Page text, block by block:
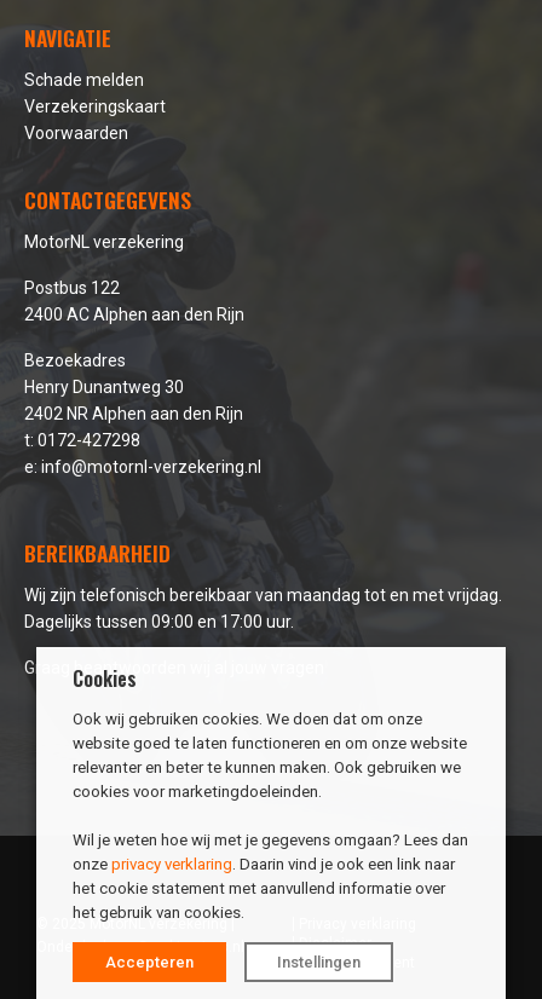
NAVIGATIE
Schade melden
Verzekeringskaart
Voorwaarden
CONTACTGEGEVENS
MotorNL verzekering
Postbus 122
2400 AC Alphen aan den Rijn
Bezoekadres
Henry Dunantweg 30
2402 NR Alphen aan den Rijn
t: 0172-427298
e: info@motornl-verzekering.nl
BEREIKBAARHEID
Wij zijn telefonisch bereikbaar van maandag tot en met vrijdag.
Dagelijks tussen 09:00 en 17:00 uur.
Graag beantwoorden wij al jouw vragen
© 2025 MotorNL verzekering |
Onderdeel vanCombimotors.nl
Disclaimer
Cookiestatement
Cookies
Ook wij gebruiken cookies. We doen dat om onze
website goed te laten functioneren en om onze website
relevanter en beter te kunnen maken. Ook gebruiken we
cookies voor marketingdoeleinden.
Wil je weten hoe wij met je gegevens omgaan? Lees dan
onze privacy verklaring. Daarin vind je ook een link naar
het cookie statement met aanvullend informatie over
het gebruik van cookies.
Accepteren Instellingen